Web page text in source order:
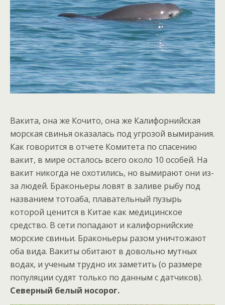
Вакита, она же Кочито, она же Калифорнийская
морская свинья оказалась под угрозой вымирания.
Как говорится в отчете Комитета по спасению
вакит, в мире осталось всего около 10 особей. На
вакит никогда не охотились, но вымирают они из-
за людей. Браконьеры ловят в заливе рыбу под
названием тотоаба, плавательный пузырь
которой ценится в Китае как медицинское
средство. В сети попадают и калифорнийские
морские свиньи. Браконьеры разом уничтожают
оба вида. Вакиты обитают в довольно мутных
водах, и ученым трудно их заметить (о размере
популяции судят только по данным с датчиков).
Северный белый носорог.